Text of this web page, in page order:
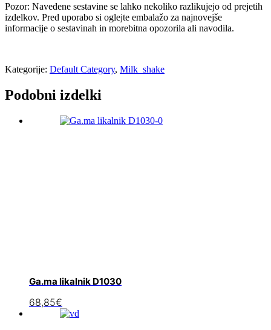
Pozor: Navedene sestavine se lahko nekoliko razlikujejo od prejetih
izdelkov. Pred uporabo si oglejte embalažo za najnovejše
informacije o sestavinah in morebitna opozorila ali navodila.
Kategorije: Default Category, Milk_shake
Podobni izdelki
Ga.ma likalnik D1030
68,85€